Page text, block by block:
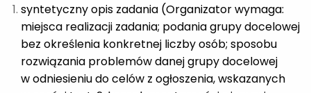
syntetyczny opis zadania (Organizator wymaga:
miejsca realizacji zadania; podania grupy docelowej
bez określenia konkretnej liczby osób; sposobu
rozwiązania problemów danej grupy docelowej
w odniesieniu do celów z ogłoszenia, wskazanych